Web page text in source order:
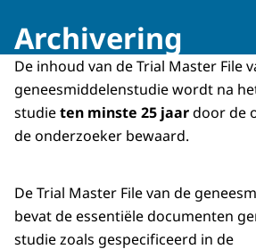
Archivering
De inhoud van deTrial Master File
geneesmiddelenstudie wordt na
studieten minste 25 jaardoor de
de onderzoeker bewaard.
DeTrial Master Filevan de
bevat de essentiële documenten
studie zoals gespecificeerd in de